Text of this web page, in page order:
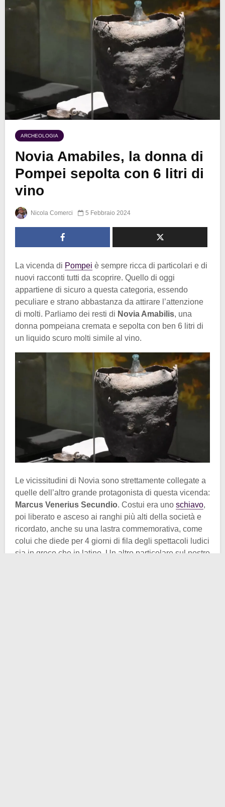
ARCHEOLOGIA
Novia Amabiles, la donna di
Pompei sepolta con 6 litri di
vino
Nicola Comerci 5 Febbraio 2024
La vicenda di Pompei è sempre ricca di particolari e di
nuovi racconti tutti da scoprire. Quello di oggi
appartiene di sicuro a questa categoria, essendo
peculiare e strano abbastanza da attirare l’attenzione
di molti. Parliamo dei resti di Novia Amabilis, una
donna pompeiana cremata e sepolta con ben 6 litri di
un liquido scuro molti simile al vino.
Le vicissitudini di Novia sono strettamente collegate a
quelle dell’altro grande protagonista di questa vicenda:
Marcus Venerius Secundio. Costui era uno schiavo,
poi liberato e asceso ai ranghi più alti della società e
ricordato, anche su una lastra commemorativa, come
colui che diede per 4 giorni di fila degli spettacoli ludici
sia in greco che in latino. Un altro particolare sul nostro